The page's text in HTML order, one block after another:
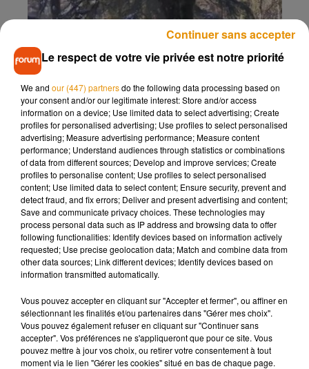
Le respect de votre vie privée est notre priorité
We and our (447) partnersdo the following data processing based on
your consent and/or our legitimate interest: Store and/or access
information on a device; Use limited data to select advertising; Create
profiles for personalised advertising; Use profiles to select personalised
advertising; Measure advertising performance; Measure content
performance; Understand audiences through statistics or combinations
of data from different sources; Develop and improve services; Create
profiles to personalise content; Use profiles to select personalised
content; Use limited data to select content; Ensure security, prevent and
detect fraud, and fix errors; Deliver and present advertising and content;
Save and communicate privacy choices. These technologies may
process personal data such as IP address and browsing data to offer
following functionalities: Identify devices based on information actively
requested; Use precise geolocation data; Match and combine data from
other data sources; Link different devices; Identify devices based on
information transmitted automatically.
Vous pouvez accepter en cliquant sur "Accepter et fermer", ou affiner en
sélectionnant les finalités et/ou partenaires dans "Gérer mes choix".
Vous pouvez également refuser en cliquant sur "Continuer sans
accepter". Vos préférences ne s'appliqueront que pour ce site. Vous
pouvez mettre à jour vos choix, ou retirer votre consentement à tout
moment via le lien "Gérer les cookies" situé en bas de chaque page.
Continuer sans accepter